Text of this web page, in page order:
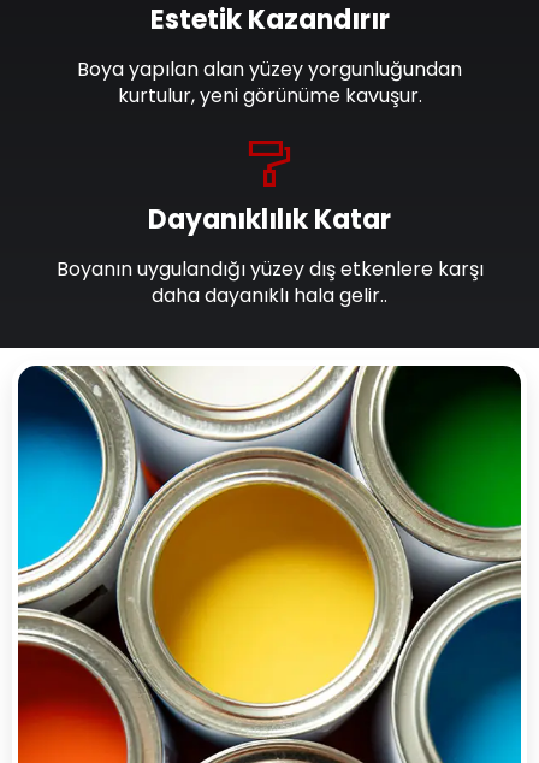
Dayanıklılık Katar
Boyanın uygulandığı yüzey dış etkenlere karşı
daha dayanıklı hala gelir..
Estetik Kazandırır
Boya yapılan alan yüzey yorgunluğundan
kurtulur, yeni görünüme kavuşur.